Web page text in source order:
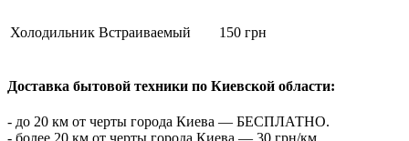
Холодильник Встраиваемый 150 грн
Доставка бытовой техники по Киевской области:
- до 20 км от черты города Киева — БЕСПЛАТНО.
- более 20 км от черты города Киева — 30 грн/км.